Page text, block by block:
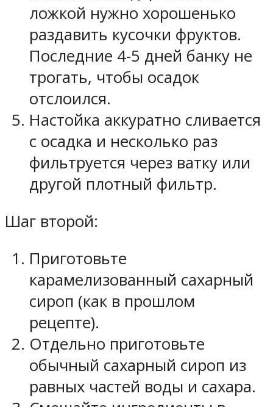
ложкой нужно хорошенько
раздавить кусочки фруктов.
Последние 4-5 дней банку не
трогать, чтобы осадок
отслоился.
Настойка аккуратно сливается
с осадка и несколько раз
фильтруется через ватку или
другой плотный фильтр.
Шаг второй:
Приготовьте
карамелизованный сахарный
сироп (как в прошлом
рецепте).
Отдельно приготовьте
обычный сахарный сироп из
равных частей воды и сахара.